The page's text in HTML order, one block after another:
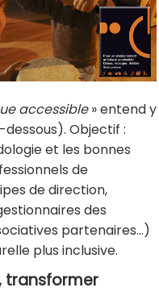
accessible» entend y
Objectif :
et les bonnes
de
de direction,
des
partenaires...)
plus inclusive.
transformer